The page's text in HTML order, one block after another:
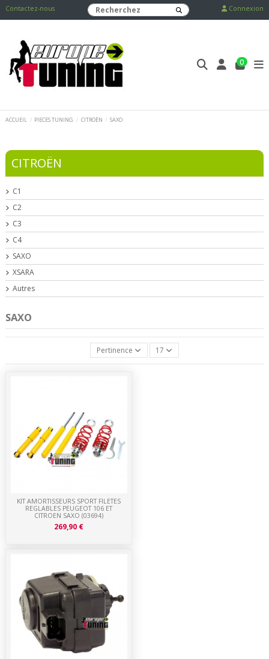
Contactez-nous Connexion
0
ACCUEIL PIECES TUNING CITROËN SAXO
SAXO
Pertinence 17
KIT AMORTISSEURS SPORT FILETES
REGLABLES PEUGEOT 106 ET
CITROEN SAXO (03694)
269,90 €
CITROËN
C1
C2
C3
C4
SAXO
XSARA
Autres